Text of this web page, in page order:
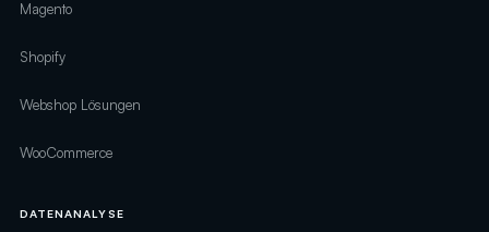
Magento
Shopify
Webshop Lösungen
WooCommerce
DATENANALYSE